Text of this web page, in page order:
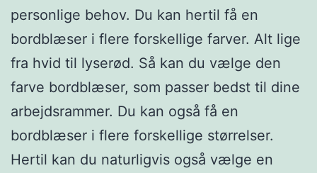
personlige behov. Du kan hertil få en
bordblæser i flere forskellige farver. Alt lige
fra hvid til lyserød. Så kan du vælge den
farve bordblæser, som passer bedst til dine
arbejdsrammer. Du kan også få en
bordblæser i flere forskellige størrelser.
Hertil kan du naturligvis også vælge en